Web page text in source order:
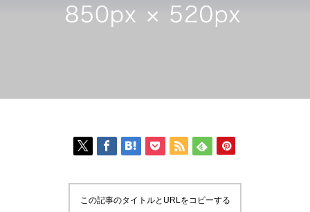
この記事のタイトルとURLをコピーする